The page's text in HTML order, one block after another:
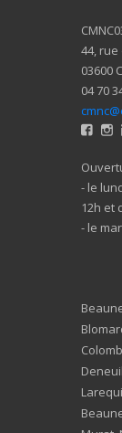
44, rue
03600
04 70
- le
12h et
- le